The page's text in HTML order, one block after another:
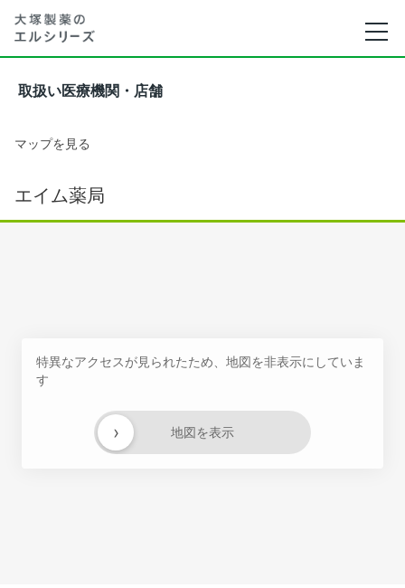
取扱い医療機関・店舗
マップを見る
エイム薬局
特異なアクセスが見られたため、地図を非表示にしていま
す
地図を表示
›